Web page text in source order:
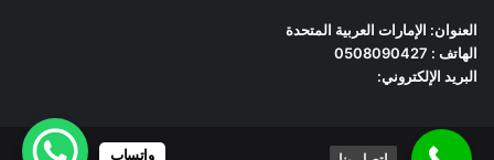
العنوان: الإمارات العربية المتحدة
الهاتف : 0508090427
البريد الإلكتروني:
واتساب